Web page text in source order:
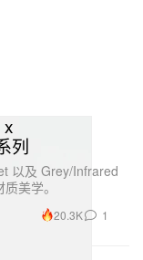
列
以及 Grey/Infrared
美学。
20.3K 1